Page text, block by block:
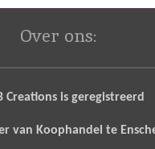
Over ons:
Creations is geregistreerd
van Koophandel te